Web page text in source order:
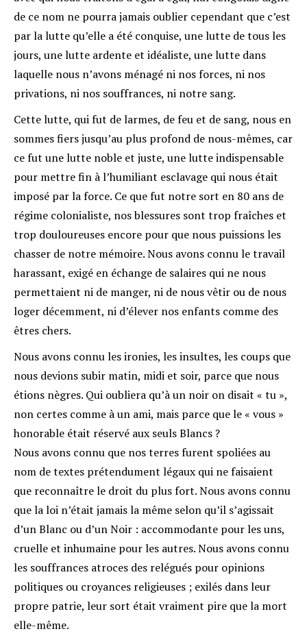
de ce nom ne pourra jamais oublier cependant que c’est
par la lutte qu’elle a été conquise, une lutte de tous les
jours, une lutte ardente et idéaliste, une lutte dans
laquelle nous n’avons ménagé ni nos forces, ni nos
privations, ni nos souffrances, ni notre sang.
Cette lutte, qui fut de larmes, de feu et de sang, nous en
sommes fiers jusqu’au plus profond de nous-mêmes, car
ce fut une lutte noble et juste, une lutte indispensable
pour mettre fin à l’humiliant esclavage qui nous était
imposé par la force. Ce que fut notre sort en 80 ans de
régime colonialiste, nos blessures sont trop fraîches et
trop douloureuses encore pour que nous puissions les
chasser de notre mémoire. Nous avons connu le travail
harassant, exigé en échange de salaires qui ne nous
permettaient ni de manger, ni de nous vêtir ou de nous
loger décemment, ni d’élever nos enfants comme des
êtres chers.
Nous avons connu les ironies, les insultes, les coups que
nous devions subir matin, midi et soir, parce que nous
étions nègres. Qui oubliera qu’à un noir on disait « tu »,
non certes comme à un ami, mais parce que le « vous »
honorable était réservé aux seuls Blancs ?
Nous avons connu que nos terres furent spoliées au
nom de textes prétendument légaux qui ne faisaient
que reconnaître le droit du plus fort. Nous avons connu
que la loi n’était jamais la même selon qu’il s’agissait
d’un Blanc ou d’un Noir : accommodante pour les uns,
cruelle et inhumaine pour les autres. Nous avons connu
les souffrances atroces des relégués pour opinions
politiques ou croyances religieuses ; exilés dans leur
propre patrie, leur sort était vraiment pire que la mort
elle-même.